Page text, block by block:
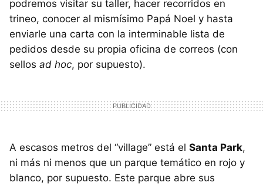
podremos visitar su taller, hacer recorridos en
trineo, conocer al mismísimo Papá Noel y hasta
enviarle una carta con la interminable lista de
pedidos desde su propia oficina de correos (con
sellos ad hoc, por supuesto).
A escasos metros del “village” está el Santa Park,
ni más ni menos que un parque temático en rojo y
blanco, por supuesto. Este parque abre sus